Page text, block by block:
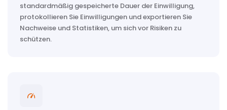
standardmäßig gespeicherte Dauer der Einwilligung,
protokollieren Sie Einwilligungen und exportieren Sie
Nachweise und Statistiken, um sich vor Risiken zu
schützen.